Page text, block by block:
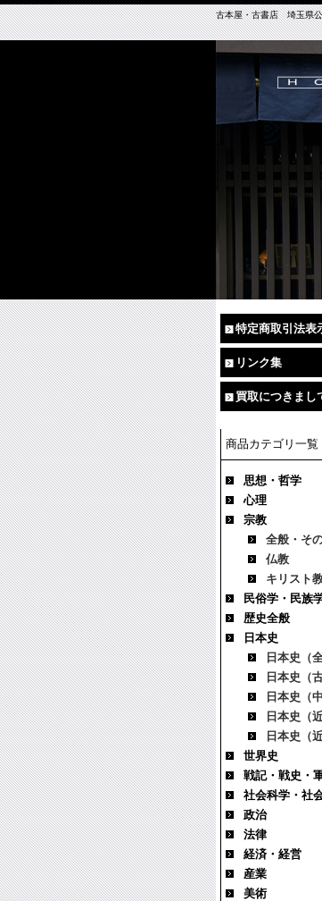
古本屋・古書店 埼玉県公
特定商取引法表
リンク集
買取につきまし
商品カテゴリ一覧
思想・哲学
心理
宗教
全般・そ
仏教
キリスト
民俗学・民族
歴史全般
日本史
日本史（
日本史（
日本史（
日本史（
日本史（
世界史
戦記・戦史・
社会科学・社
政治
法律
経済・経営
産業
美術